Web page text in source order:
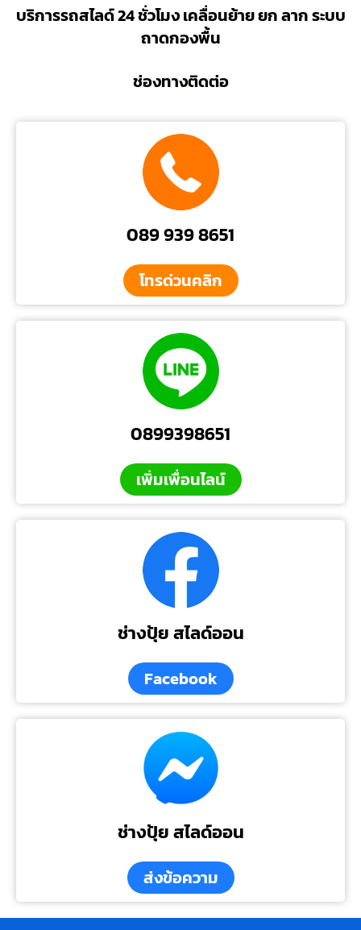
บริการรถสไลด์ 24 ชั่วโมง เคลื่อนย้าย ยก ลาก ระบบ
ถาดกองพื้น
ช่องทางติดต่อ
089 939 8651
โทรด่วนคลิก
0899398651
เพิ่มเพื่อนไลน์
ช่างปุ้ย สไลด์ออน
Facebook
ช่างปุ้ย สไลด์ออน
ส่งข้อความ